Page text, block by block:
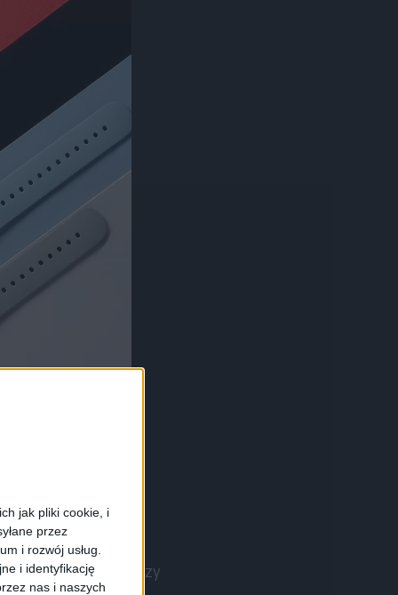
jak pliki cookie, i
przez
i rozwój usług.
i identyfikację
nas i naszych
od Xiaomi (czy